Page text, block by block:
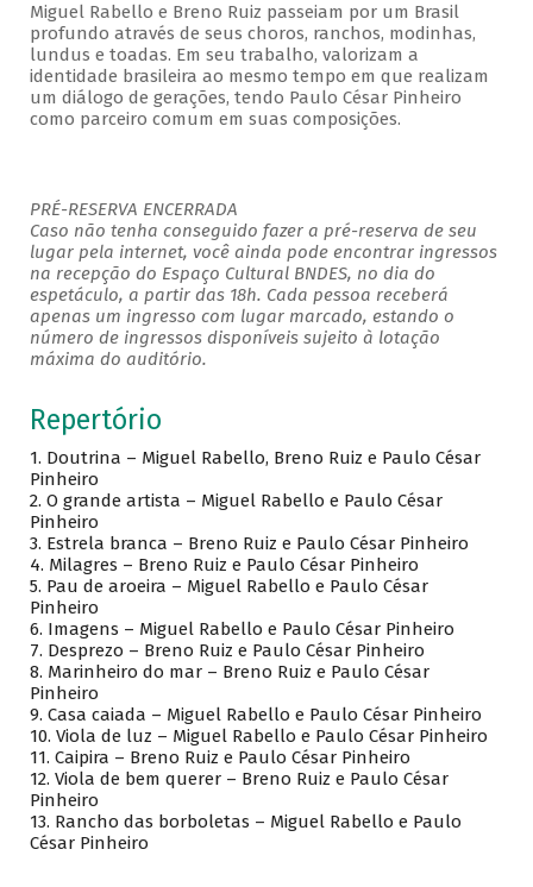
Miguel Rabello e Breno Ruiz passeiam por um Brasil
profundo através de seus choros, ranchos, modinhas,
lundus e toadas. Em seu trabalho, valorizam a
identidade brasileira ao mesmo tempo em que realizam
um diálogo de gerações, tendo Paulo César Pinheiro
como parceiro comum em suas composições.
PRÉ-RESERVA ENCERRADA
Caso não tenha conseguido fazer a pré-reserva de seu
lugar pela internet, você ainda pode encontrar ingressos
na recepção do Espaço Cultural BNDES, no dia do
espetáculo, a partir das 18h. Cada pessoa receberá
apenas um ingresso com lugar marcado, estando o
número de ingressos disponíveis sujeito à lotação
máxima do auditório.
Repertório
1. Doutrina – Miguel Rabello, Breno Ruiz e Paulo César
Pinheiro
2. O grande artista – Miguel Rabello e Paulo César
Pinheiro
3. Estrela branca – Breno Ruiz e Paulo César Pinheiro
4. Milagres – Breno Ruiz e Paulo César Pinheiro
5. Pau de aroeira – Miguel Rabello e Paulo César
Pinheiro
6. Imagens – Miguel Rabello e Paulo César Pinheiro
7. Desprezo – Breno Ruiz e Paulo César Pinheiro
8. Marinheiro do mar – Breno Ruiz e Paulo César
Pinheiro
9. Casa caiada – Miguel Rabello e Paulo César Pinheiro
10. Viola de luz – Miguel Rabello e Paulo César Pinheiro
11. Caipira – Breno Ruiz e Paulo César Pinheiro
12. Viola de bem querer – Breno Ruiz e Paulo César
Pinheiro
13. Rancho das borboletas – Miguel Rabello e Paulo
César Pinheiro